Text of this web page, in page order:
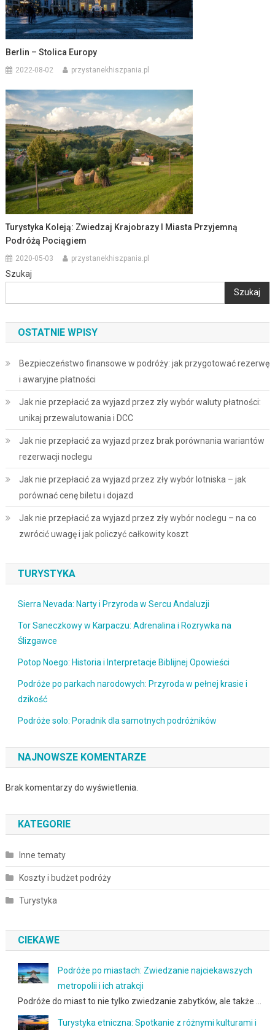
Berlin – Stolica Europy
2022-08-02 przystanekhiszpania.pl
Turystyka Koleją: Zwiedzaj Krajobrazy I Miasta Przyjemną
Podróżą Pociągiem
2020-05-03 przystanekhiszpania.pl
Szukaj
Szukaj
OSTATNIE WPISY
Bezpieczeństwo finansowe w podróży: jak przygotować rezerwę
i awaryjne płatności
Jak nie przepłacić za wyjazd przez zły wybór waluty płatności:
unikaj przewalutowania i DCC
Jak nie przepłacić za wyjazd przez brak porównania wariantów
rezerwacji noclegu
Jak nie przepłacić za wyjazd przez zły wybór lotniska – jak
porównać cenę biletu i dojazd
Jak nie przepłacić za wyjazd przez zły wybór noclegu – na co
zwrócić uwagę i jak policzyć całkowity koszt
TURYSTYKA
Sierra Nevada: Narty i Przyroda w Sercu Andaluzji
Tor Saneczkowy w Karpaczu: Adrenalina i Rozrywka na
Ślizgawce
Potop Noego: Historia i Interpretacje Biblijnej Opowieści
Podróże po parkach narodowych: Przyroda w pełnej krasie i
dzikość
Podróże solo: Poradnik dla samotnych podróżników
NAJNOWSZE KOMENTARZE
Brak komentarzy do wyświetlenia.
KATEGORIE
Inne tematy
Koszty i budżet podróży
Turystyka
CIEKAWE
Podróże po miastach: Zwiedzanie najciekawszych
metropolii i ich atrakcji
Podróże do miast to nie tylko zwiedzanie zabytków, ale także …
Turystyka etniczna: Spotkanie z różnymi kulturami i